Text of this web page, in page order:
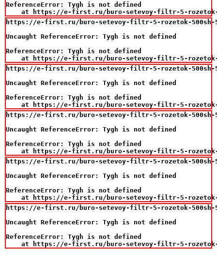
ReferenceError: Tygh is not defined
at https://e-first.ru/buro-setevoy-filtr-5-
https://e-first.ru/buro-setevoy-filtr-5-rozetok-500sh-5-
Uncaught ReferenceError: Tygh is not defined
ReferenceError: Tygh is not defined
at https://e-first.ru/buro-setevoy-filtr-5-
https://e-first.ru/buro-setevoy-filtr-5-rozetok-500sh-5-
Uncaught ReferenceError: Tygh is not defined
ReferenceError: Tygh is not defined
at https://e-first.ru/buro-setevoy-filtr-5-
https://e-first.ru/buro-setevoy-filtr-5-rozetok-500sh-5-
Uncaught ReferenceError: Tygh is not defined
ReferenceError: Tygh is not defined
at https://e-first.ru/buro-setevoy-filtr-5-
https://e-first.ru/buro-setevoy-filtr-5-rozetok-500sh-5-
Uncaught ReferenceError: Tygh is not defined
ReferenceError: Tygh is not defined
at https://e-first.ru/buro-setevoy-filtr-5-
https://e-first.ru/buro-setevoy-filtr-5-rozetok-500sh-5-
Uncaught ReferenceError: Tygh is not defined
ReferenceError: Tygh is not defined
at https://e-first.ru/buro-setevoy-filtr-5-